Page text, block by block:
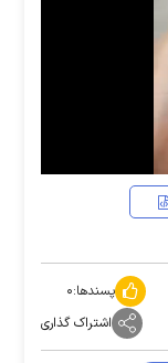
پسندها:۰
اشتراک گذاری